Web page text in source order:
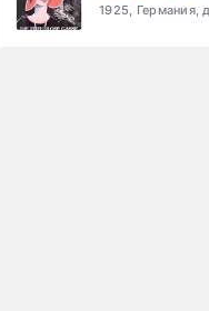
1925, Германия,